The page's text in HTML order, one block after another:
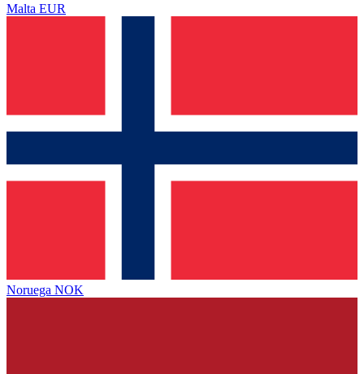
Malta EUR
Noruega NOK